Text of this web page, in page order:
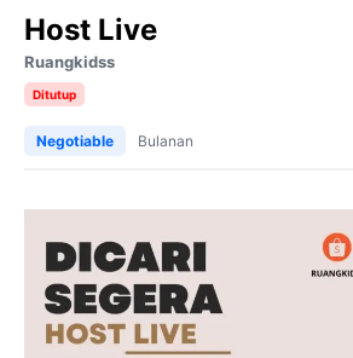
Host Live
Ruangkidss
Ditutup
Negotiable Bulanan